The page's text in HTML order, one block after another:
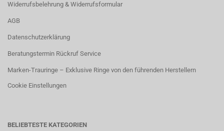
Widerrufsbelehrung & Widerrufsformular
AGB
Datenschutzerklärung
Beratungstermin Rückruf Service
Marken-Trauringe – Exklusive Ringe von den führenden Herstellern
Cookie Einstellungen
BELIEBTESTE KATEGORIEN